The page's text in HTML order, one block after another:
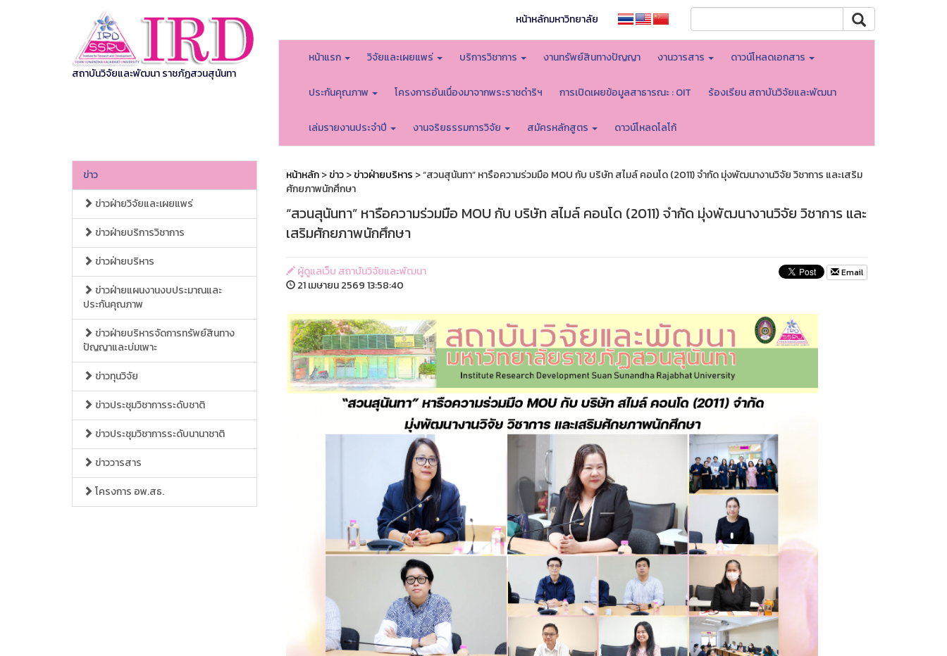
สถาบันวิจัยและพัฒนา ราชภัฏสวนสุนันทา
หน้าหลักมหาวิทยาลัย
หน้าแรก วิจัยและเผยแพร่ บริการวิชาการ งานทรัพย์สินทางปัญญา งานวารสาร ดาวน์โหลดเอกสาร
ประกันคุณภาพ โครงการอันเนื่องมาจากพระราชดำริฯ การเปิดเผยข้อมูลสาธารณะ : OIT ร้องเรียน สถาบันวิจัยและพัฒนา
เล่มรายงานประจำปี งานจริยธรรมการวิจัย สมัครหลักสูตร ดาวน์โหลดโลโก้
ข่าว
ข่าวฝ่ายวิจัยและเผยแพร่
ข่าวฝ่ายบริการวิชาการ
ข่าวฝ่ายบริหาร
ข่าวฝ่ายแผนงานงบประมาณและ
ประกันคุณภาพ
ข่าวฝ่ายบริหารจัดการทรัพย์สินทาง
ปัญญาและบ่มเพาะ
ข่าวทุนวิจัย
ข่าวประชุมวิชาการระดับชาติ
ข่าวประชุมวิชาการระดับนานาชาติ
ข่าววารสาร
โครงการ อพ.สธ.
หน้าหลัก>ข่าว>ข่าวฝ่ายบริหาร > “สวนสุนันทา” หารือความร่วมมือ MOU กับ บริษัท สไมล์ คอนโด (2011) จำกัด มุ่งพัฒนางานวิจัย วิชาการ และเสริม
ศักยภาพนักศึกษา
“สวนสุนันทา” หารือความร่วมมือ MOU กับ บริษัท สไมล์ คอนโด (2011) จำกัด มุ่งพัฒนางานวิจัย วิชาการ และ
เสริมศักยภาพนักศึกษา
ผู้ดูแลเว็บ สถาบันวิจัยและพัฒนา
21 เมษายน 2569 13:58:40
Email